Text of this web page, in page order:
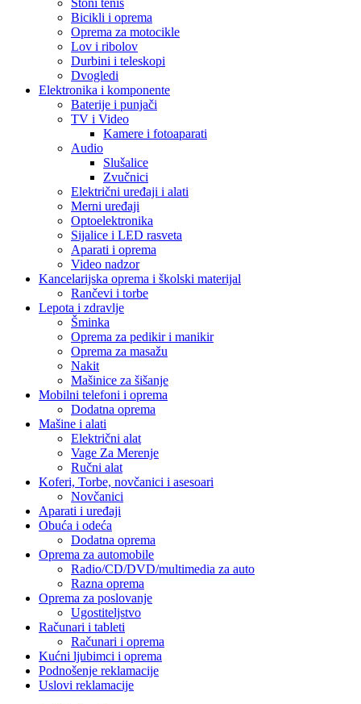
Bicikli i oprema
Oprema za motocikle
Lov i ribolov
Durbini i teleskopi
Dvogledi
Elektronika i komponente
Baterije i punjači
TV i Video
Kamere i fotoaparati
Audio
Slušalice
Zvučnici
Električni uređaji i alati
Merni uređaji
Optoelektronika
Sijalice i LED rasveta
Aparati i oprema
Video nadzor
Kancelarijska oprema i školski materijal
Rančevi i torbe
Lepota i zdravlje
Šminka
Oprema za pedikir i manikir
Oprema za masažu
Nakit
Mašinice za šišanje
Mobilni telefoni i oprema
Dodatna oprema
Mašine i alati
Električni alat
Vage Za Merenje
Ručni alat
Koferi, Torbe, novčanici i asesoari
Novčanici
Aparati i uređaji
Obuća i odeća
Dodatna oprema
Oprema za automobile
Radio/CD/DVD/multimedia za auto
Razna oprema
Oprema za poslovanje
Ugostiteljstvo
Računari i tableti
Računari i oprema
Kućni ljubimci i oprema
Podnošenje reklamacije
Uslovi reklamacije